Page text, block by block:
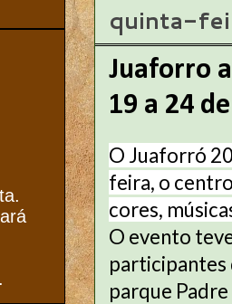
quinta-
Juaforro
19 a 24
O Juaforró
feira, o
cores,
O evento
participantes
parque